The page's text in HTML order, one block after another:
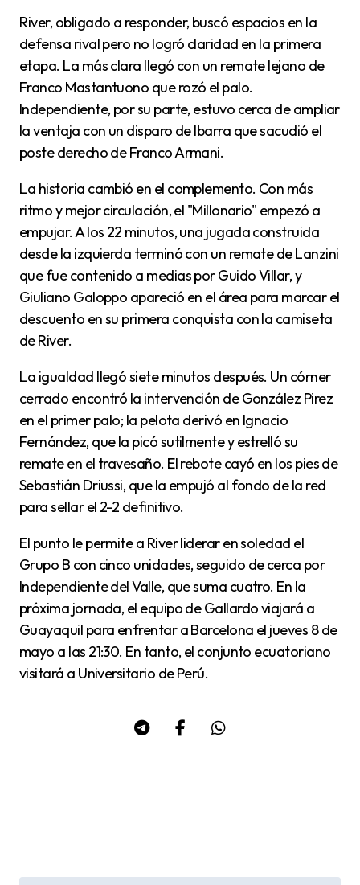
River, obligado a responder, buscó espacios en la
defensa rival pero no logró claridad en la primera
etapa. La más clara llegó con un remate lejano de
Franco Mastantuono que rozó el palo.
Independiente, por su parte, estuvo cerca de ampliar
la ventaja con un disparo de Ibarra que sacudió el
poste derecho de Franco Armani.
La historia cambió en el complemento. Con más
ritmo y mejor circulación, el "Millonario" empezó a
empujar. A los 22 minutos, una jugada construida
desde la izquierda terminó con un remate de Lanzini
que fue contenido a medias por Guido Villar, y
Giuliano Galoppo apareció en el área para marcar el
descuento en su primera conquista con la camiseta
de River.
La igualdad llegó siete minutos después. Un córner
cerrado encontró la intervención de González Pirez
en el primer palo; la pelota derivó en Ignacio
Fernández, que la picó sutilmente y estrelló su
remate en el travesaño. El rebote cayó en los pies de
Sebastián Driussi, que la empujó al fondo de la red
para sellar el 2-2 definitivo.
El punto le permite a River liderar en soledad el
Grupo B con cinco unidades, seguido de cerca por
Independiente del Valle, que suma cuatro. En la
próxima jornada, el equipo de Gallardo viajará a
Guayaquil para enfrentar a Barcelona el jueves 8 de
mayo a las 21:30. En tanto, el conjunto ecuatoriano
visitará a Universitario de Perú.